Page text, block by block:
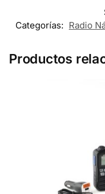
Categorías: Radio
Productos